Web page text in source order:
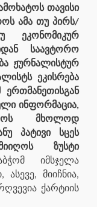
თავისი
ამა თუ პირს/
ეკონომიკურ
საავტორო
ჟურნალისტურ
ეკისრება
ინფორმაცია,
მხოლოდ
პატივი სცეს
ზუსტი
იმსჯელა
მიიჩნია,
ქარტიის